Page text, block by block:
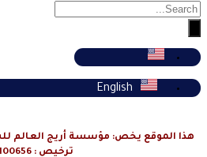
English
ترخيص : 73100656